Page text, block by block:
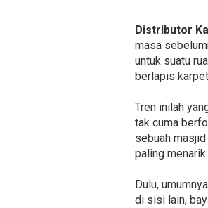
Distributor
masa
untuk suatu
berlapis
Tren inilah
tak cuma
sebuah
paling
Dulu,
di sisi lain,